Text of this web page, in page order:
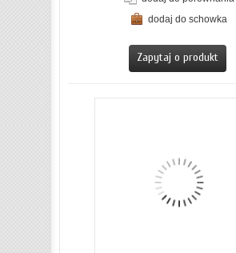
dodaj do schowka
Zapytaj o produkt